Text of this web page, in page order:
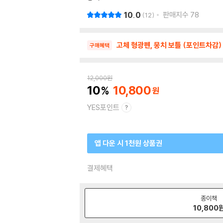
10.0 12 판매지수 78
구매혜택 고체 형광펜, 뭉치 보틀 (포인트차감)
12,000원
10 10,800
YES포인트
앱 다운 시 1천원 상품권
결제혜택
종이책
10,800